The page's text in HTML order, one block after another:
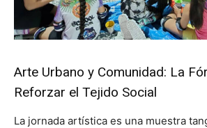
Arte Urbano y Comunidad: La
Reforzar el Tejido Social
La jornada artística es una muestra